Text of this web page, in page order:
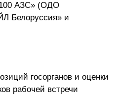
100 АЗС» (ОДО
Белоруссия» и
госорганов и оценки
рабочей встречи